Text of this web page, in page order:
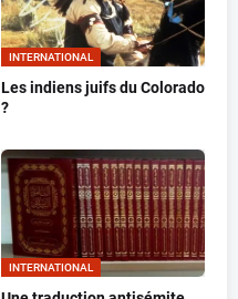
INTERNATIONAL
Les indiens juifs du Colorado
?
INTERNATIONAL